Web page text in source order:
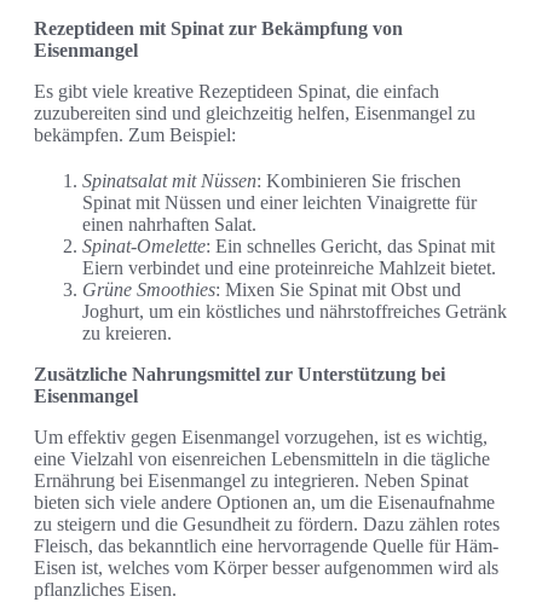
Rezeptideen mit Spinat zur Bekämpfung von
Eisenmangel
Es gibt viele kreative Rezeptideen Spinat, die einfach
zuzubereiten sind und gleichzeitig helfen, Eisenmangel zu
bekämpfen. Zum Beispiel:
Spinatsalat mit Nüssen: Kombinieren Sie frischen
Spinat mit Nüssen und einer leichten Vinaigrette für
einen nahrhaften Salat.
Spinat-Omelette: Ein schnelles Gericht, das Spinat mit
Eiern verbindet und eine proteinreiche Mahlzeit bietet.
Grüne Smoothies: Mixen Sie Spinat mit Obst und
Joghurt, um ein köstliches und nährstoffreiches Getränk
zu kreieren.
Zusätzliche Nahrungsmittel zur Unterstützung bei
Eisenmangel
Um effektiv gegen Eisenmangel vorzugehen, ist es wichtig,
eine Vielzahl von eisenreichen Lebensmitteln in die tägliche
Ernährung bei Eisenmangel zu integrieren. Neben Spinat
bieten sich viele andere Optionen an, um die Eisenaufnahme
zu steigern und die Gesundheit zu fördern. Dazu zählen rotes
Fleisch, das bekanntlich eine hervorragende Quelle für Häm-
Eisen ist, welches vom Körper besser aufgenommen wird als
pflanzliches Eisen.